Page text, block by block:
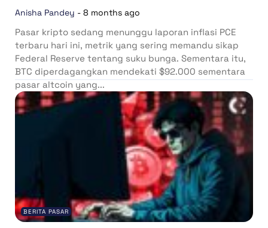
Anisha Pandey - 8 months ago
Pasar kripto sedang menunggu laporan inflasi PCE
terbaru hari ini, metrik yang sering memandu sikap
Federal Reserve tentang suku bunga. Sementara itu,
BTC diperdagangkan mendekati $92.000 sementara
pasar altcoin yang...
BERITA PASAR